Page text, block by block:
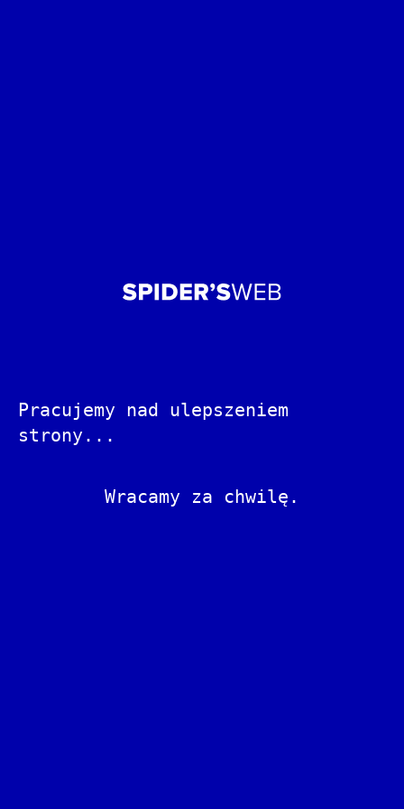
Pracujemy nad ulepszeniem
strony...
Wracamy za chwilę.